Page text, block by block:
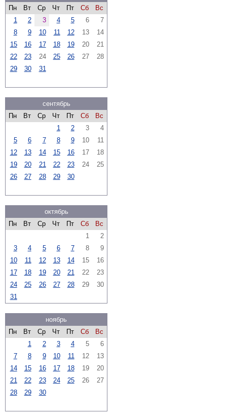
Пн
Вт Ср Чт Пт Сб
Вс
1
2 3 4 5 6
7
8
9 10 11 12 13
14
15
16 17 18 19 20
21
22
23 24 25 26 27
28
29
30 31
сентябрь
Пн
Вт Ср Чт Пт Сб
Вс
1
2 3
4
5
6 7 8 9 10
11
12
13 14 15 16 17
18
19
20 21 22 23 24
25
26
27 28 29 30
октябрь
Пн
Вт Ср Чт Пт Сб
Вс
1
2
3
4 5 6 7 8
9
10
11 12 13 14 15
16
17
18 19 20 21 22
23
24
25 26 27 28 29
30
31
ноябрь
Пн
Вт Ср Чт Пт Сб
Вс
1
2 3 4 5
6
7
8 9 10 11 12
13
14
15 16 17 18 19
20
21
22 23 24 25 26
27
28
29 30